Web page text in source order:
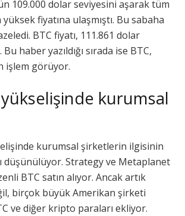
109.000 dolar seviyesini aşarak tüm
fiyatına ulaşmıştı. Bu sabaha
BTC fiyatı, 111.861 dolar
haber yazıldığı sırada ise BTC,
işlem görüyor.
kurumsal
kurumsal şirketlerin ilgisinin
düşünülüyor. Strategy ve Metaplanet
BTC satın alıyor. Ancak artık
birçok büyük Amerikan şirketi
ve diğer kripto paraları ekliyor.